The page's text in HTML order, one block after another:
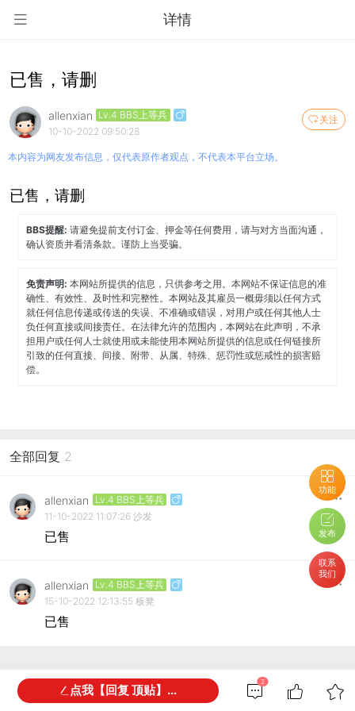
详情
功能
发布
联系
我们
已售，请删
关注
allenxian Lv.4 BBS上等兵
10-10-2022 09:50:28
本内容为网友发布信息，仅代表原作者观点，不代表本平台立场。
已售，请删
BBS提醒:请避免提前支付订金、押金等任何费用，请与对方当面沟通，
确认资质并看清条款。谨防上当受骗。
免责声明:本网站所提供的信息，只供参考之用。本网站不保证信息的准
确性、有效性、及时性和完整性。本网站及其雇员一概毋须以任何方式
就任何信息传递或传送的失误、不准确或错误，对用户或任何其他人士
负任何直接或间接责任。在法律允许的范围内，本网站在此声明，不承
担用户或任何人士就使用或未能使用本网站所提供的信息或任何链接所
引致的任何直接、间接、附带、从属、特殊、惩罚性或惩戒性的损害赔
偿。
全部回复 2
allenxian
Lv.4 BBS上等兵
11-10-2022 11:07:26 沙发
已售
allenxian
Lv.4 BBS上等兵
15-10-2022 12:13:55 板凳
已售
网友都在看
2
点我【回复 顶贴】...